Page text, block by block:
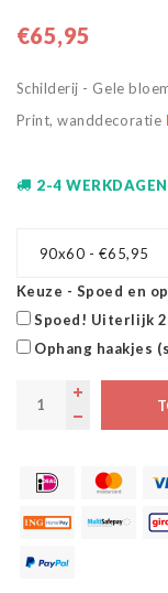
€65,95
Schilderij - Gele
Print, wanddecoratie
2-4 WERKDAGEN
90x60 - €65,95
Keuze - Spoed en
Spoed! Uiterlijk 2
Ophang haakjes